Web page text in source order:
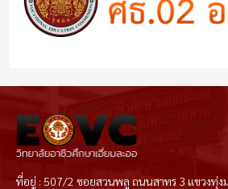
ที่อยู่ : 507/2 ซอยสวนพลู ถนนสาทร 3 แขวงทุ่ง